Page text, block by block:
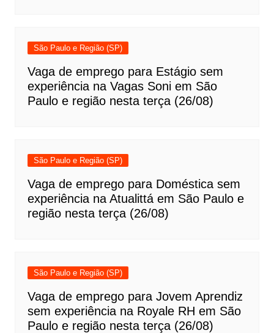
São Paulo e Região (SP)
Vaga de emprego para Estágio sem
experiência na Vagas Soni em São
Paulo e região nesta terça (26/08)
São Paulo e Região (SP)
Vaga de emprego para Doméstica sem
experiência na Atualittá em São Paulo e
região nesta terça (26/08)
São Paulo e Região (SP)
Vaga de emprego para Jovem Aprendiz
sem experiência na Royale RH em São
Paulo e região nesta terça (26/08)